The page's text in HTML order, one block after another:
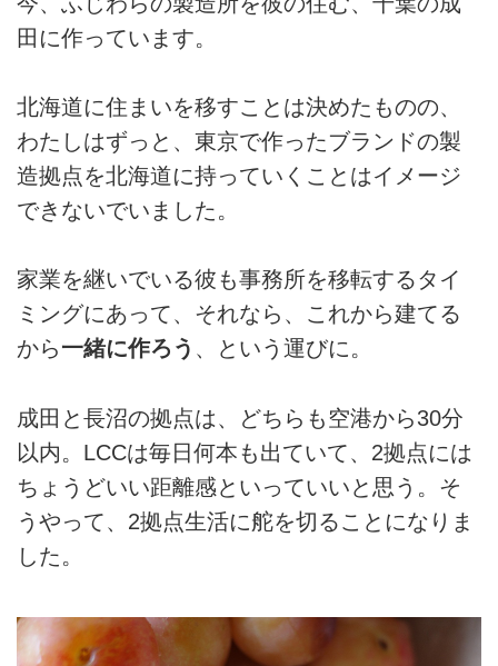
田に作っています。
北海道に住まいを移すことは決めたものの、
わたしはずっと、東京で作ったブランドの製
造拠点を北海道に持っていくことはイメージ
できないでいました。
家業を継いでいる彼も事務所を移転するタイ
ミングにあって、それなら、これから建てる
から一緒に作ろう 、という運びに。
成田と長沼の拠点は、どちらも空港から30分
以内。LCCは毎日何本も出ていて、2拠点には
ちょうどいい距離感といっていいと思う。そ
うやって、2拠点生活に舵を切ることになりま
した。